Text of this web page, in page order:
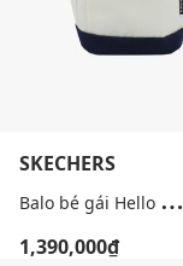
SKECHERS
B
alo bé gái Hello Kitty & My Melody
1,390,000₫